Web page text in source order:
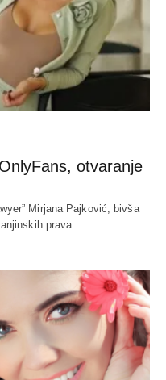
otvaranje
Mirjana Pajković, bivša
prava…